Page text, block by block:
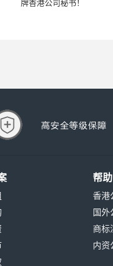
牌香港公司秘书！
帮
香港
国外
商标
内资